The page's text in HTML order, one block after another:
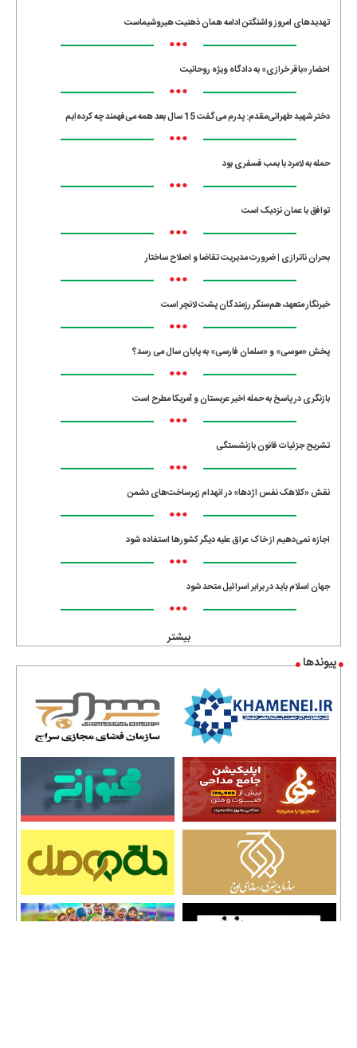
تهدیدهای امروز واشنگتن ادامه همان ذهنیت هیروشیماست
•••
احضار «باقر خرازی» به دادگاه ویژه روحانیت
•••
دختر شهید طهرانی‌مقدم: پدرم می‌گفت 15 سال بعد همه می‌فهمند چه کرده‌ایم
•••
حمله به لامرد با بمب فسفری بود
•••
توافق با عمان نزدیک است
•••
بحران ناترازی | ضرورت مدیریت تقاضا و اصلاح ساختار
•••
خبرنگار متعهد، هم‌سنگر رزمندگان پشت لانچر است
•••
پخش «موسی» و «سلمان فارسی» به پایان سال می رسد؟
•••
بازنگری در پاسخ به حمله اخیر عربستان و آمریکا مطرح است
•••
تشریح جزئیات قانون بازنشستگی
•••
نقش «کلاهک نفس اژدها» در انهدام زیرساخت‌های دشمن
•••
اجازه نمی‌دهیم از خاک عراق علیه دیگر کشورها استفاده شود
•••
جهان اسلام باید در برابر اسرائیل متحد شود
•••
بیشتر
پیوندها